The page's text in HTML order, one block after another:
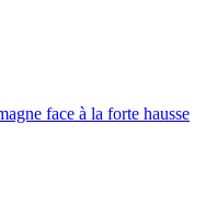
face à la forte hausse